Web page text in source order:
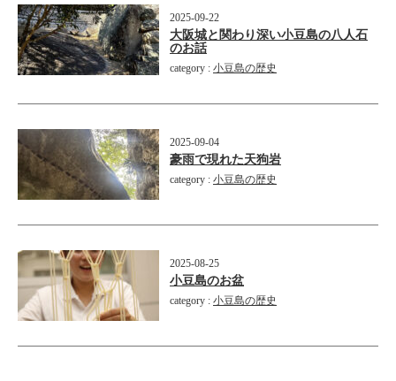
2025-09-22
大阪城と関わり深い小豆島の八人石
のお話
category : 小豆島の歴史
2025-09-04
豪雨で現れた天狗岩
category : 小豆島の歴史
2025-08-25
小豆島のお盆
category : 小豆島の歴史